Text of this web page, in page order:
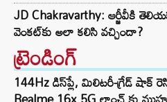
JD Chakravarthy: ఆర్జీవీకి
వెంకట్‌కు అలా కలిసి వచ్చిందా?
ట్రెండింగ్‌
144Hz డిస్‌ప్లే, మిలిటరీ-గ్రేడ్ షాక్